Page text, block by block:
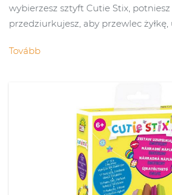
wybierzesz sztyft Cutie Stix,
przedziurkujesz, aby przewlec żyłkę,
Tovább